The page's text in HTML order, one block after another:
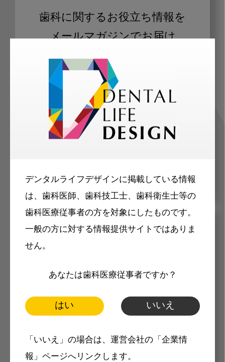
デンタルライフデザインに掲載している情報
は、歯科医師、歯科技工士、歯科衛生士等の
歯科医療従事者の方を対象にしたものです。
一般の方に対する情報提供サイトではありま
せん。
あなたは歯科医療従事者ですか？
はい いいえ
「いいえ」の場合は、運営会社の「企業情
報」ページへリンクします。
歯科に関するお役立ち情報を
メールマガジンでお届け
ご登録いただいた職種（歯科医師、歯
科衛生士、歯科技工士）に合わせた内
容のメールマガジンをお届けします。
メリット
製品価格も閲覧可能